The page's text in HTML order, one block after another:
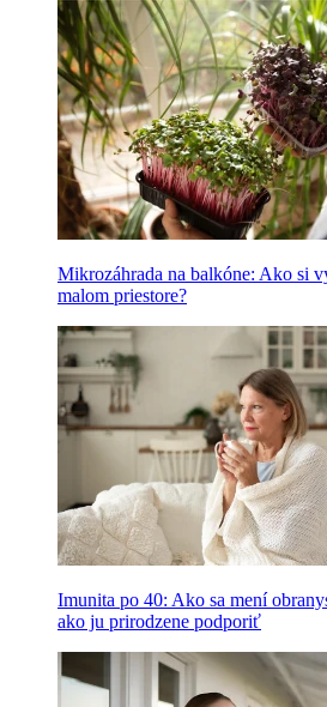
Mikrozáhrada na balkóne: Ako si
malom priestore?
Imunita po 40: Ako sa mení
ako ju prirodzene podporiť